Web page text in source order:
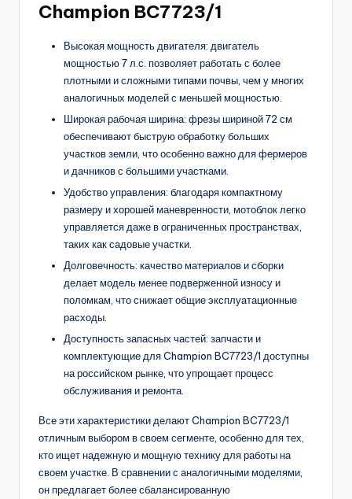
Champion BC7723/1
Высокая мощность двигателя: двигатель
мощностью 7 л.с. позволяет работать с более
плотными и сложными типами почвы, чем у многих
аналогичных моделей с меньшей мощностью.
Широкая рабочая ширина: фрезы шириной 72 см
обеспечивают быструю обработку больших
участков земли, что особенно важно для фермеров
и дачников с большими участками.
Удобство управления: благодаря компактному
размеру и хорошей маневренности, мотоблок легко
управляется даже в ограниченных пространствах,
таких как садовые участки.
Долговечность: качество материалов и сборки
делает модель менее подверженной износу и
поломкам, что снижает общие эксплуатационные
расходы.
Доступность запасных частей: запчасти и
комплектующие для Champion BC7723/1 доступны
на российском рынке, что упрощает процесс
обслуживания и ремонта.
Все эти характеристики делают Champion BC7723/1
отличным выбором в своем сегменте, особенно для тех,
кто ищет надежную и мощную технику для работы на
своем участке. В сравнении с аналогичными моделями,
он предлагает более сбалансированную